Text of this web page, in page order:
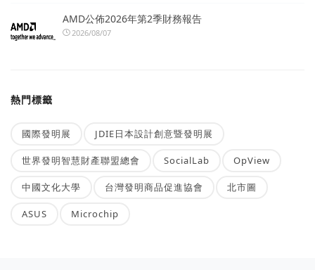
AMD公佈2026年第2季財務報告
2026/08/07
熱門標籤
國際發明展 JDIE日本設計創意暨發明展
世界發明智慧財產聯盟總會 SocialLab OpView
中國文化大學 台灣發明商品促進協會 北市圖
ASUS Microchip